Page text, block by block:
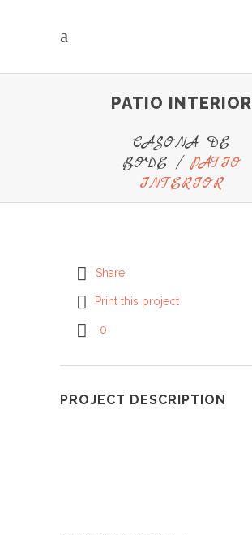
PATIO INTERIOR
CASONA DE
BODE /PATIO
INTERIOR
Share
Print this project
0
PROJECT DESCRIPTION